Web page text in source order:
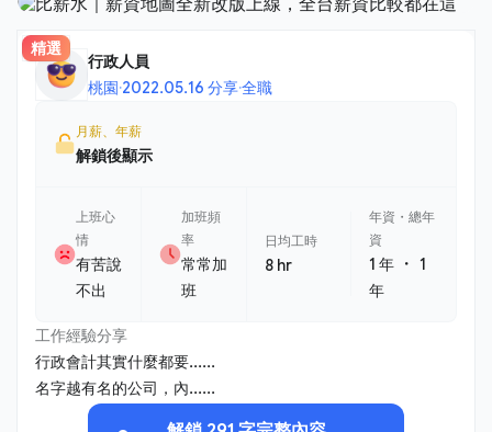
精選
行政人員
桃園·2022.05.16 分享·全職
月薪、年薪
解鎖後顯示
上班心
情
有苦說
不出
加班頻
率
常常加
班
日均工時
8 hr
年資・總年
資
1 年 ・1
年
工作經驗分享
行政會計其實什麼都要......
名字越有名的公司，內......